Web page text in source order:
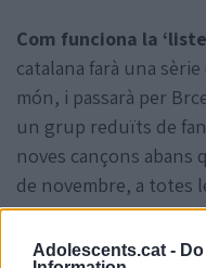
Adolescents.cat -
Com funciona la
catalana farà una
món, i passarà per
un grup reduïts de
noves cançons
de novembre, a totes
presentarà "Lux"